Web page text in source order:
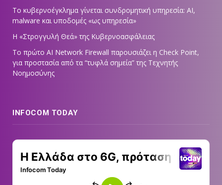
Το κυβερνοέγκλημα γίνεται συνδρομητική υπηρεσία: AI,
malware και υποδομές «ως υπηρεσία»
Η «Στρογγυλή Θεά» της Κυβερνοασφάλειας
Tο πρώτο AI Network Firewall παρουσιάζει η Check Point,
για προστασία από τα “τυφλά σημεία” της Τεχνητής
Νοημοσύνης
INFOCOM TODAY